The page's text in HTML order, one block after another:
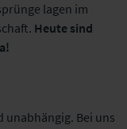
lagen im
Heute sind
Bei uns